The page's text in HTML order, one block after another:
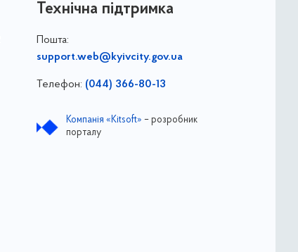
Технічна підтримка
Пошта:
support.web@kyivcity.gov.ua
Телефон: (044) 366-80-13
Компанія «Kitsoft» – розробник
порталу